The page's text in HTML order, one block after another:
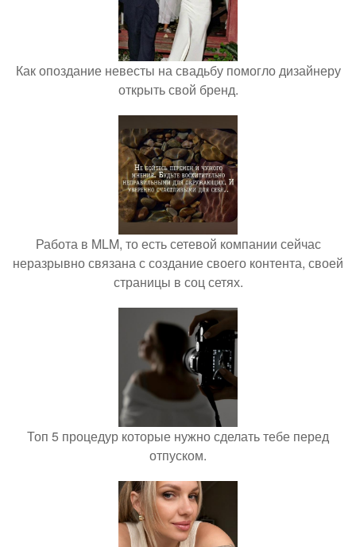
Как опоздание невесты на свадьбу помогло дизайнеру
открыть свой бренд.
Работа в MLM, то есть сетевой компании сейчас
неразрывно связана с создание своего контента, своей
страницы в соц сетях.
Топ 5 процедур которые нужно сделать тебе перед
отпуском.